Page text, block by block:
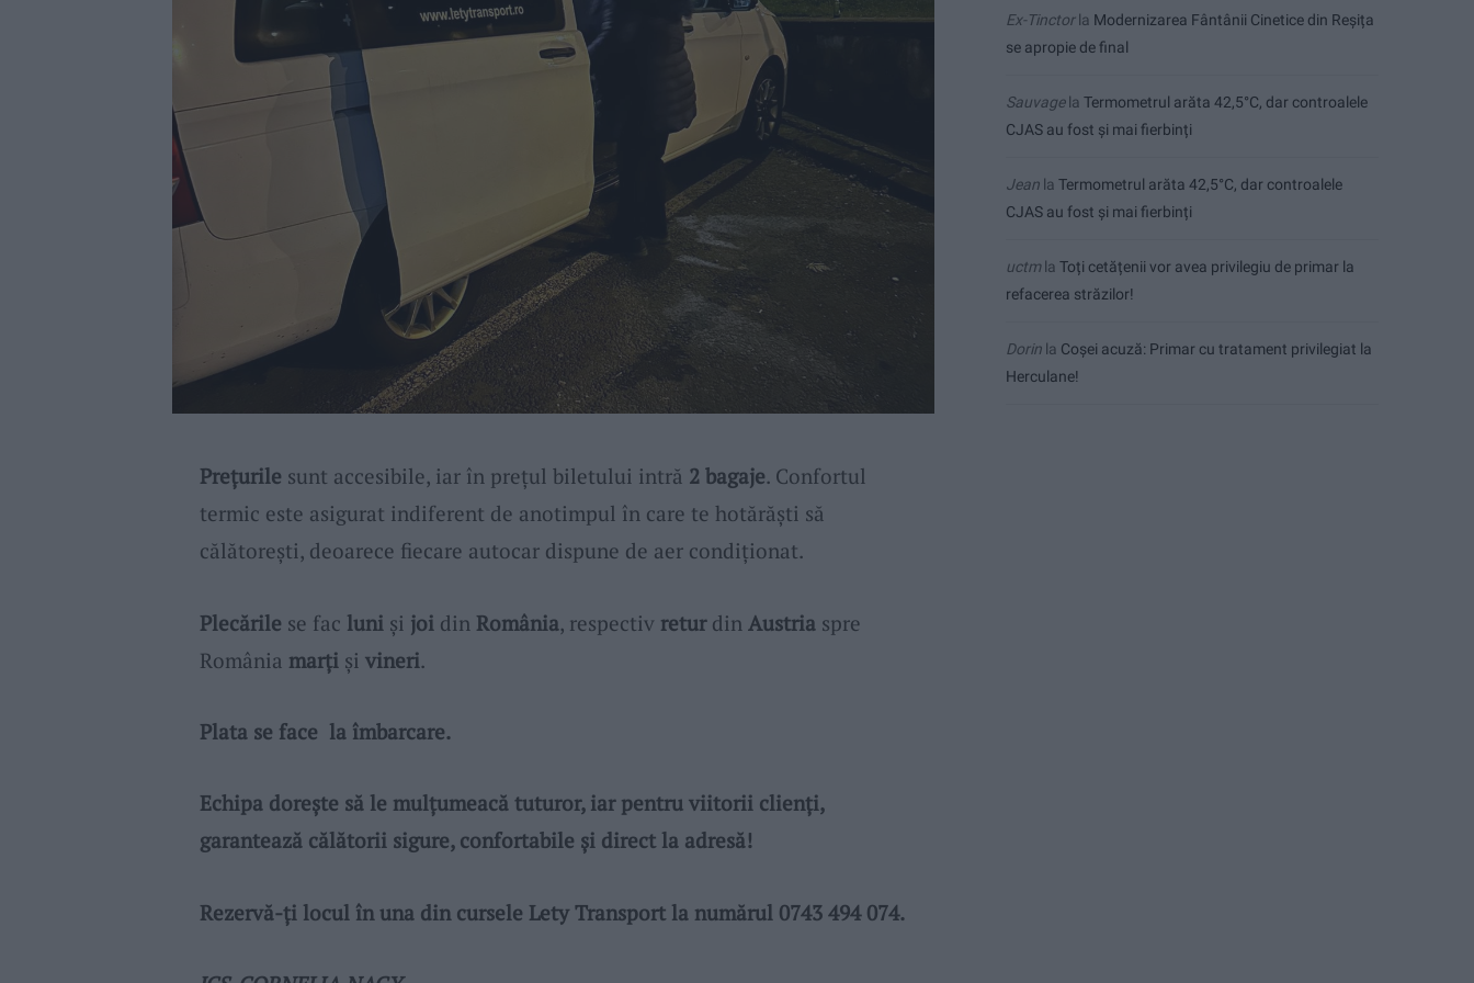
Prețurile sunt accesibile, iar în prețul biletului intră 2 bagaje. Confortul
termic este asigurat indiferent de anotimpul în care te hotărăști să
călătorești, deoarece fiecare autocar dispune de aer condiționat.
Plecările se fac luni și joi din România, respectiv returdin Austriaspre
România marți și vineri.
Plata se face la îmbarcare.
Echipa dorește să le mulțumeacă tuturor, iar pentru viitorii clienți,
garantează călătorii sigure, confortabile și direct la adresă!
Rezervă-ți locul în una din cursele Lety Transport la numărul 0743 494 074.
Ex-Tinctorla Modernizarea Fântânii Cinetice din Reșița
se apropie de final
Sauvagela Termometrul arăta 42,5°C, dar controalele
CJAS au fost și mai fierbinți
Jean la Termometrul arăta 42,5°C, dar controalele
CJAS au fost și mai fierbinți
uctmla Toți cetățenii vor avea privilegiu de primar la
refacerea străzilor!
Dorin la Coșei acuză: Primar cu tratament privilegiat la
Herculane!